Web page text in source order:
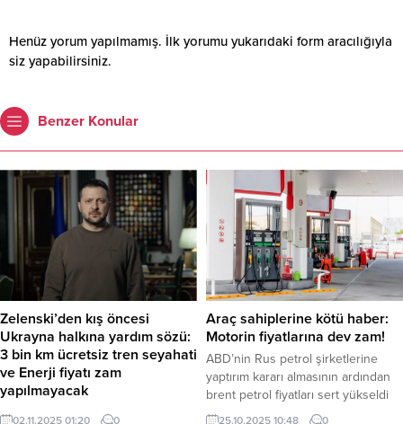
Henüz yorum yapılmamış. İlk yorumu yukarıdaki form aracılığıyla
siz yapabilirsiniz.
Benzer Konular
Zelenski’den kış öncesi
Ukrayna halkına yardım sözü:
3 bin km ücretsiz tren seyahati
ve Enerji fiyatı zam
yapılmayacak
Ukrayna Devlet Başkanı Volodimir
02.11.2025 01:20 0
Araç sahiplerine kötü haber:
Motorin fiyatlarına dev zam!
ABD’nin Rus petrol şirketlerine
yaptırım kararı almasının ardından
brent petrol fiyatları sert yükseldi
ve bu durum akaryakıt tabelalarına
25.10.2025 10:48 0